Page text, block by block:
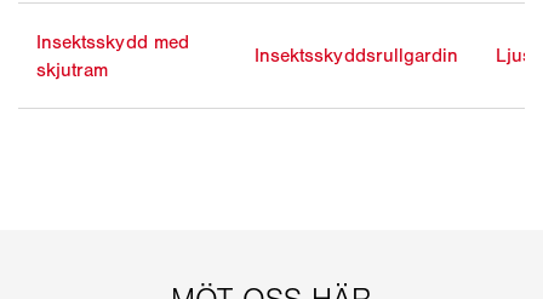
Insektsskydd med
skjutram
Insektsskyddsrullgardin